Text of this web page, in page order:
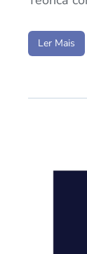
Ler Mais